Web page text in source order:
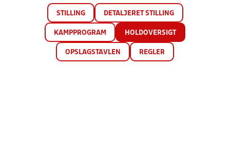
STILLING DETALJERET STILLING
KAMPPROGRAM HOLDOVERSIGT
OPSLAGSTAVLEN REGLER